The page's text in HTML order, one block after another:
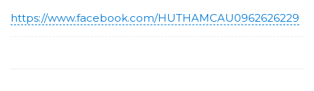
https://www.facebook.com/HUTHAMCAU0962626229